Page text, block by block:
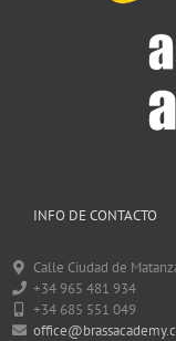
INFO DE CONTACTO
Calle Ciudad de
+34 965 481 934
+34 685 551 049